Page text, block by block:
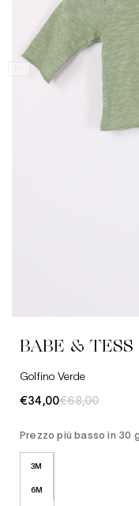
BABE & TESS
Golfino Verde
€34,00€68,00
Prezzo più basso in 30
3M
6M